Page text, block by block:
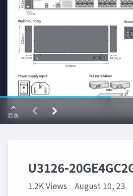
U3126-
1.2K Views August 10, 23